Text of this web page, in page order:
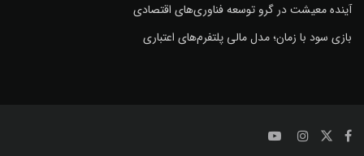
آینده معیشت در گرو توسعه فناوری‌های اقتصادی
بازی سود با زمان؛ مدل مالی پلتفرم‌های اعتباری